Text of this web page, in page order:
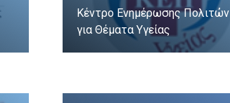
Κέντρο Ενημέρωσης Πολιτών
για Θέματα Υγείας